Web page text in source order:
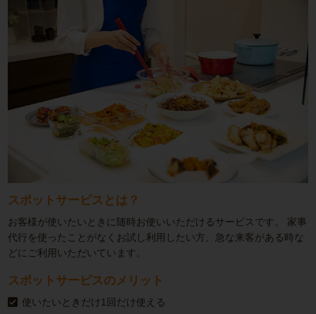
スポットサービスとは？
お客様が使いたいときに随時お使いいただけるサービスです。
家事
代行を使ったことがなくお試し利用したい方、急な来客がある時な
どにご利用いただいています。
スポットサービスのメリット
使いたいときだけ1回だけ使える